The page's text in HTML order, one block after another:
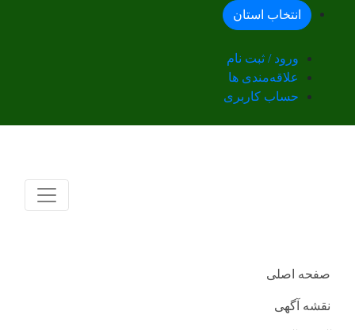
انتخاب استان
ورود / ثبت نام
علاقه‌مندی ها
حساب کاربری
صفحه اصلی
نقشه آگهی